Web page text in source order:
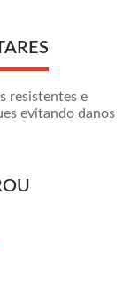
resistentes e
evitando danos